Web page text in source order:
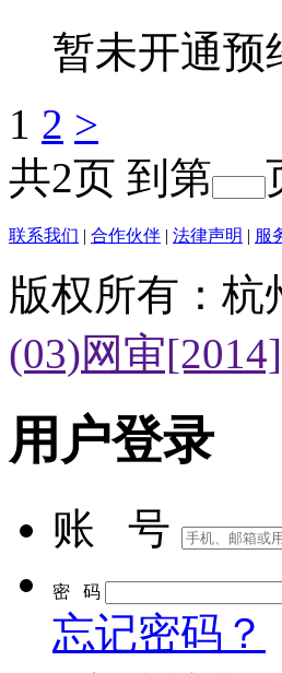
暂未开通预
1 2 >
共2页 到第
联系我们 | 合作伙伴 | 法律声明 | 服
版权所有：
(03)网审
用户登录
账 号
密 码
忘记密码？